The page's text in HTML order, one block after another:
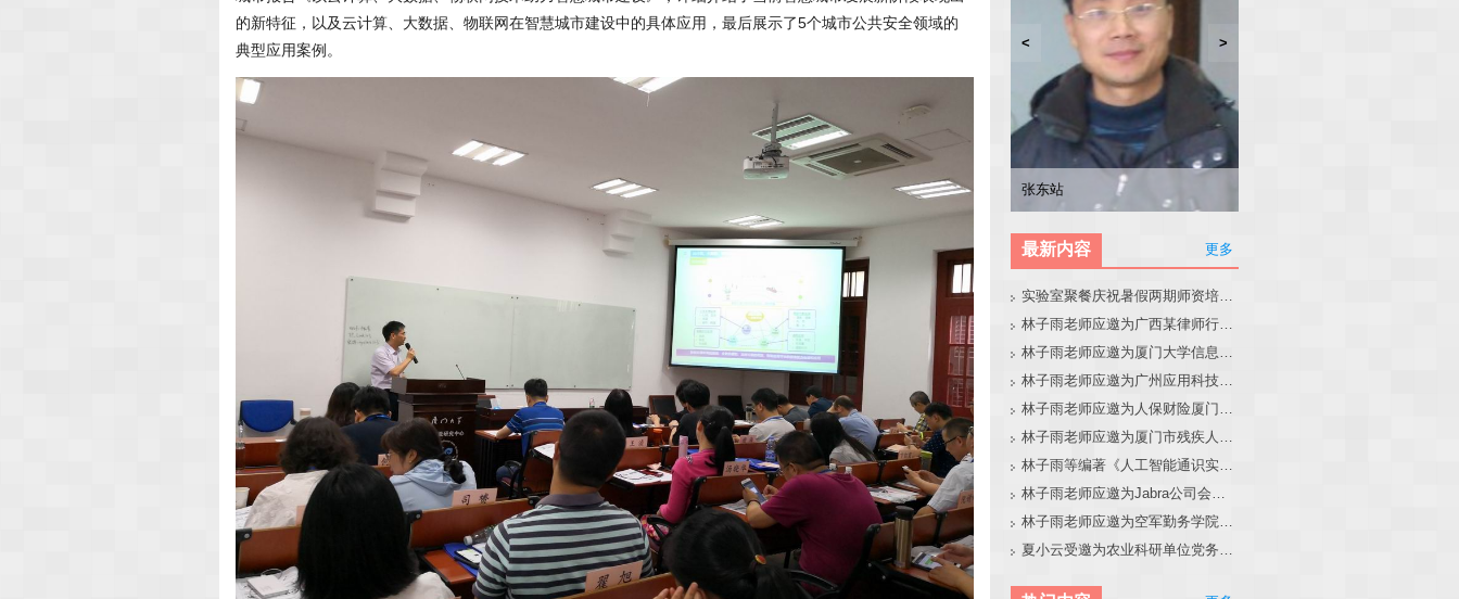
的新特征，以及云计算、大数据、物联网在智慧城市建设中的具体应用，最后展示了5个城市公共安全领域的
典型应用案例。
林子雨
张东站
林文水
冯少荣
< >
最新内容 更多
实验室聚餐庆祝暑假两期师资培训班圆满结束
林子雨老师应邀为广西某律师行业培训班做大模型和智能体讲座
林子雨老师应邀为厦门大学信息学院全国中学生夏令营做大模型讲座
林子雨老师应邀为广州应用科技学院做大模型和智能体讲座
林子雨老师应邀为人保财险厦门分公司做大模型和智能体讲座
林子雨老师应邀为厦门市残疾人联合会做大模型和智能体讲座
林子雨等编著《人工智能通识实践教程》教材官网
林子雨老师应邀为Jabra公司会议做大模型和智能体报告
林子雨老师应邀为空军勤务学院做大模型和智能体讲座
夏小云受邀为农业科研单位党务工作者作专题报告